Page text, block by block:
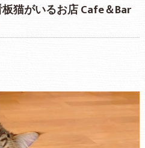
猫がいるお店 Cafe＆Bar